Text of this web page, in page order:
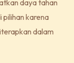
daya tahan
pilihan karena
dalam